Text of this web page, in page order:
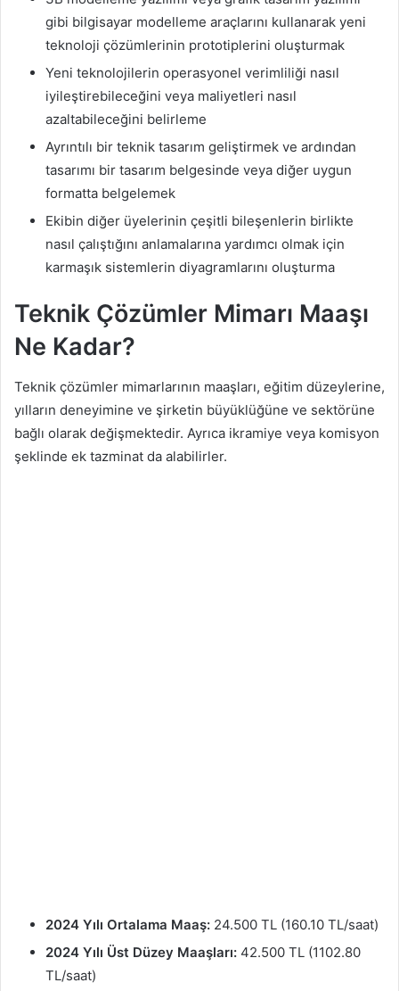
gibi bilgisayar modelleme araçlarını kullanarak yeni
teknoloji çözümlerinin prototiplerini oluşturmak
Yeni teknolojilerin operasyonel verimliliği nasıl
iyileştirebileceğini veya maliyetleri nasıl
azaltabileceğini belirleme
Ayrıntılı bir teknik tasarım geliştirmek ve ardından
tasarımı bir tasarım belgesinde veya diğer uygun
formatta belgelemek
Ekibin diğer üyelerinin çeşitli bileşenlerin birlikte
nasıl çalıştığını anlamalarına yardımcı olmak için
karmaşık sistemlerin diyagramlarını oluşturma
Teknik Çözümler Mimarı Maaşı
Ne Kadar?
Teknik çözümler mimarlarının maaşları, eğitim düzeylerine,
yılların deneyimine ve şirketin büyüklüğüne ve sektörüne
bağlı olarak değişmektedir. Ayrıca ikramiye veya komisyon
şeklinde ek tazminat da alabilirler.
2024 Yılı Ortalama Maaş: 24.500 TL (160.10 TL/saat)
2024 Yılı Üst Düzey Maaşları: 42.500 TL (1102.80
TL/saat)